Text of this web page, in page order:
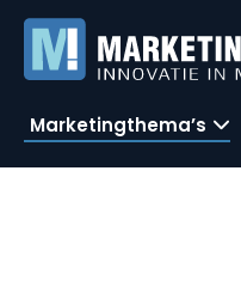
Marketingthema’s